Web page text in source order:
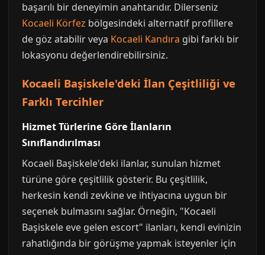
başarılı bir deneyimin anahtarıdır. Dilerseniz
Kocaeli Körfez bölgesindeki alternatif profillere
de göz atabilir veya Kocaeli Kandıra gibi farklı bir
lokasyonu değerlendirebilirsiniz.
Kocaeli Başiskele'deki İlan Çeşitliliği ve
Farklı Tercihler
Hizmet Türlerine Göre İlanların
Sınıflandırılması
Kocaeli Başiskele'deki ilanlar, sunulan hizmet
türüne göre çeşitlilik gösterir. Bu çeşitlilik,
herkesin kendi zevkine ve ihtiyacına uygun bir
seçenek bulmasını sağlar. Örneğin, "Kocaeli
Başiskele eve gelen escort" ilanları, kendi evinizin
rahatlığında bir görüşme yapmak isteyenler için